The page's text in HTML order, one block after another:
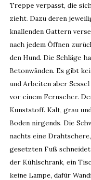
Treppe verpasst, die
zieht. Dazu deren
knallenden Gattern
nach jedem Öffnen
den Hund. Die Schläge
Betonwänden. Es gibt
und Arbeiten aber
vor einem Fernseher.
Kunststoff. Kalt, grau
Boden nirgends. Die
nachts eine
gesetzten Fuß
der Kühlschrank, ein
keine Lampe, dafür